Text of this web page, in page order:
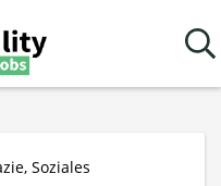
Soziales